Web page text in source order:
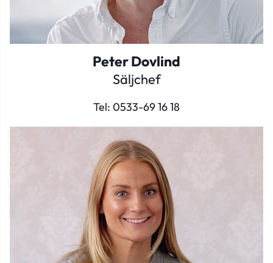
Peter Dovlind
Säljchef
Tel: 0533-69 16 18